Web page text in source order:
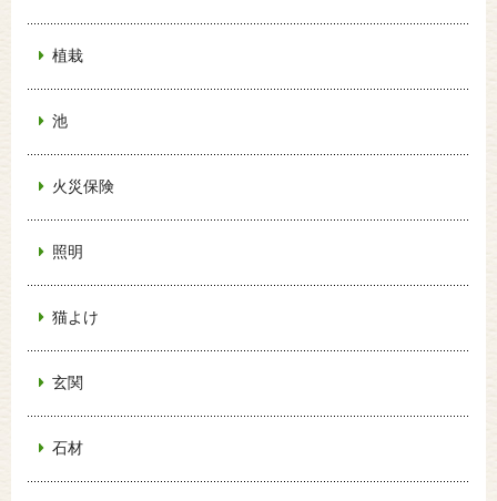
植栽
池
火災保険
照明
猫よけ
玄関
石材